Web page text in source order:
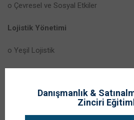
o Çevresel ve Sosyal Etkiler
Lojistik Yönetimi
o Yeşil Lojistik
o Taşıma ve Regülasyonlar
o Depolama; Tesis ve Operasyon
Danışmanlık &
Zinciri